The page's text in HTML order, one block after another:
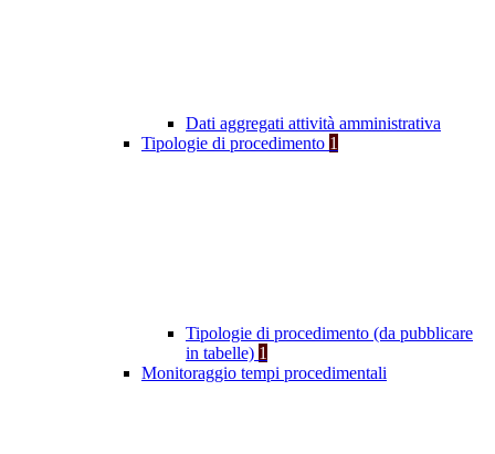
Dati aggregati attività amministrativa
Tipologie di procedimento 1
Tipologie di procedimento (da pubblicare
in tabelle) 1
Monitoraggio tempi procedimentali